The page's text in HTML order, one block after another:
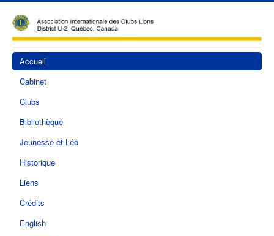
Accueil
Cabinet
Clubs
Bibliothèque
Jeunesse et Léo
Historique
Liens
Crédits
English